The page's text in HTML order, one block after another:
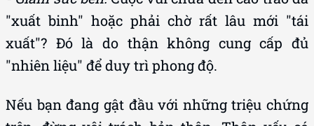
xuất"? Đó là do thận không cung cấp đủ
"nhiên liệu" để duy trì phong độ.
Nếu bạn đang gật đầu với những triệu chứng
trên, đừng vội trách bản thân. Thận yếu có
thể là "kẻ phá đám" âm thầm trong phòng